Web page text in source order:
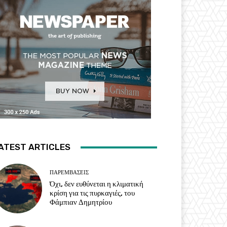
ARTICLES
ΠΑΡΕΜΒΑΣΕΙΣ
Όχι, δεν ευθύνεται η κλιματική
κρίση για τις πυρκαγιές, του
Φάμπιαν Δημητρίου